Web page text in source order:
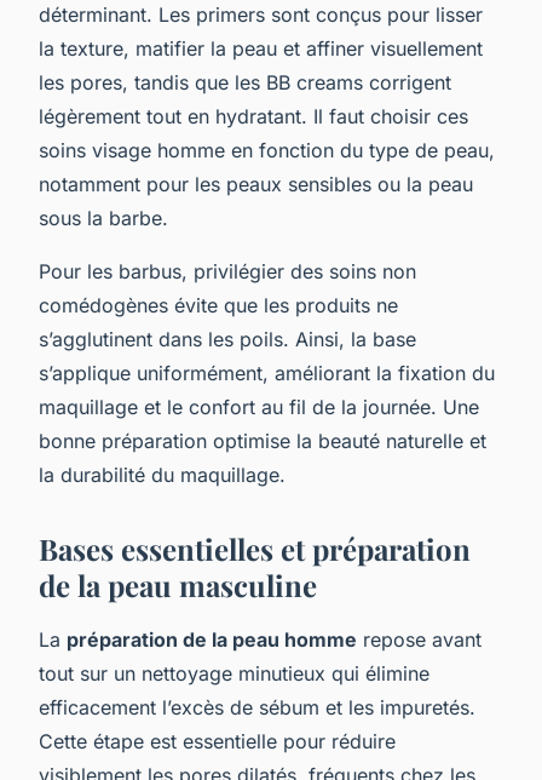
déterminant. Les primers sont conçus pour lisser
la texture, matifier la peau et affiner visuellement
les pores, tandis que les BB creams corrigent
légèrement tout en hydratant. Il faut choisir ces
soins visage homme en fonction du type de peau,
notamment pour les peaux sensibles ou la peau
sous la barbe.
Pour les barbus, privilégier des soins non
comédogènes évite que les produits ne
s’agglutinent dans les poils. Ainsi, la base
s’applique uniformément, améliorant la fixation du
maquillage et le confort au fil de la journée. Une
bonne préparation optimise la beauté naturelle et
la durabilité du maquillage.
Bases essentielles et préparation
de la peau masculine
La préparation de la peau homme repose avant
tout sur un nettoyage minutieux qui élimine
efficacement l’excès de sébum et les impuretés.
Cette étape est essentielle pour réduire
visiblement les pores dilatés, fréquents chez les